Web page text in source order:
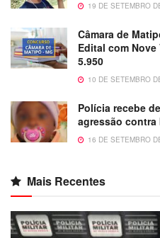
19 DE SETEMBRO
Câmara de
Edital com Nove
5.950
10 DE SETEMBRO
Polícia recebe
agressão contra
16 DE SETEMBRO
Mais Recentes